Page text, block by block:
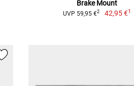
Brake Mount
UVP 59,95 €2 42,95 €1